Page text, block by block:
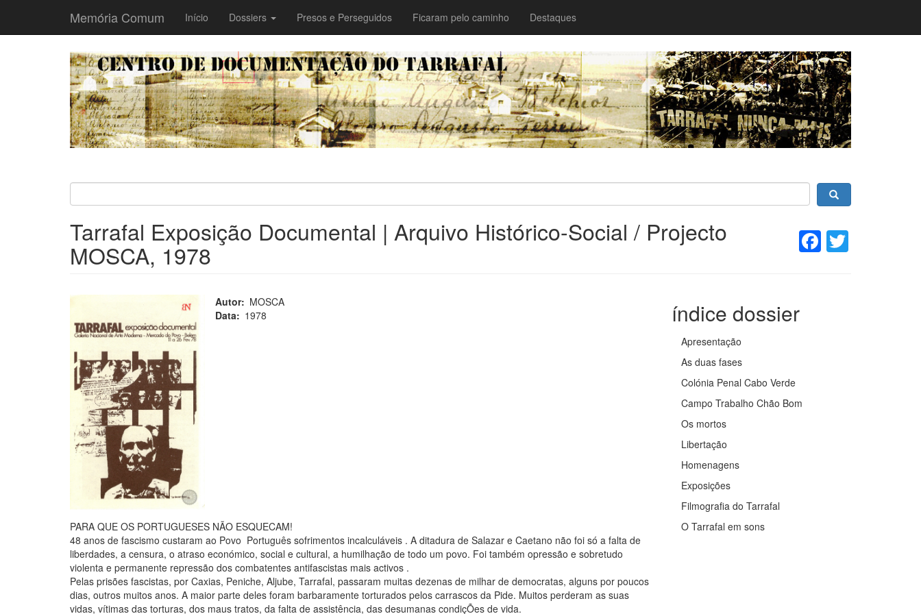
Memória Comum
Main
navigation
Início Dossiers Presos e Perseguidos Ficaram pelo caminho Destaques
Facebook
Tarrafal Exposição Documental | Arquivo Histórico-Social / Projecto
MOSCA, 1978
Autor
MOSCA
Data
1978
PARA QUE OS PORTUGUESES NÃO ESQUECAM!
48 anos de fascismo custaram ao Povo Português sofrimentos incalculáveis . A ditadura de Salazar e Caetano não foi só a falta de
liberdades, a censura, o atraso económico, social e cultural, a humilhação de todo um povo. Foi também opressão e sobretudo
violenta e permanente repressão dos combatentes antifascistas mais activos .
Pelas prisões fascistas, por Caxias, Peniche, Aljube, Tarrafal, passaram muitas dezenas de milhar de democratas, alguns por poucos
dias, outros muitos anos. A maior parte deles foram barbaramente torturados pelos carrascos da Pide. Muitos perderam as suas
vidas, vítimas das torturas, dos maus tratos, da falta de assistência, das desumanas condiçÕes de vida.
índice dossier
Apresentação
As duas fases
Colónia Penal Cabo Verde
Campo Trabalho Chão Bom
Os mortos
Libertação
Homenagens
Exposições
Filmografia do Tarrafal
O Tarrafal em sons